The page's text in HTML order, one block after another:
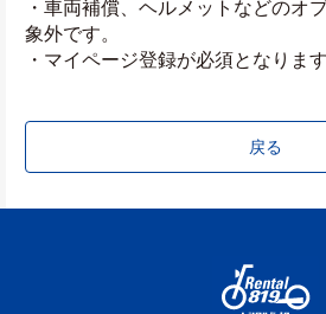
・車両補償、ヘルメットなどのオ
象外です。
・マイページ登録が必須となります
戻る